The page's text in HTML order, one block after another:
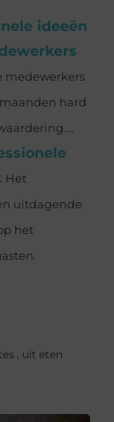
ideeën
medewerkers
hard
Het
uitdagende
het
uit eten